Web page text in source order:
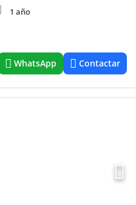
1 año
WhatsApp Contactar